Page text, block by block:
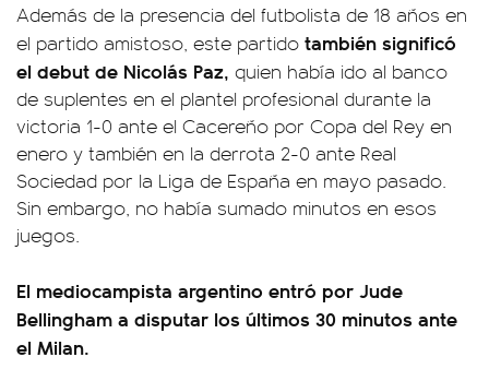
Además de la presencia del futbolista de 18 años en
el partido amistoso, este partido también significó
el debut de Nicolás Paz, quien había ido al banco
de suplentes en el plantel profesional durante la
victoria 1-0 ante el Cacereño por Copa del Rey en
enero y también en la derrota 2-0 ante Real
Sociedad por la Liga de España en mayo pasado.
Sin embargo, no había sumado minutos en esos
juegos.
El mediocampista argentino entró por Jude
Bellingham a disputar los últimos 30 minutos ante
el Milan.